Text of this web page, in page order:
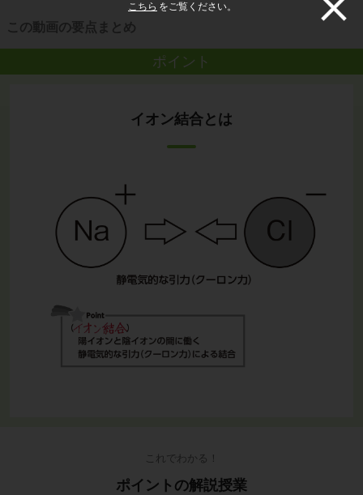
こちら をご覧ください。
この動画の要点まとめ
ポイント
イオン結合とは
これでわかる！
ポイントの解説授業